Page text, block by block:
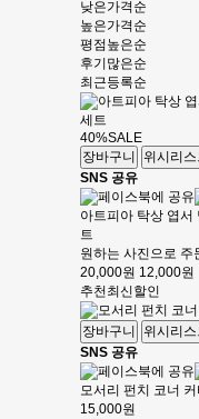
낮은가격순
높은가격순
평점높은순
후기많은순
최근등록순
40%SALE
장바구니
위시리스
SNS 공유
아트피아 탁상 엽서
트
원하는 사진으로 주
20,000원 12,000원
추천최신할인
장바구니 위시리스
SNS 공유
모서리 펀치 코너
15,000원